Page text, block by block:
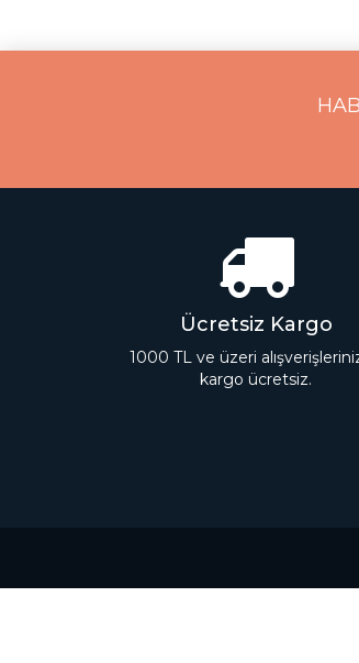
Ücretsiz Kargo
1000 TL ve üzeri
kargo ücretsiz.